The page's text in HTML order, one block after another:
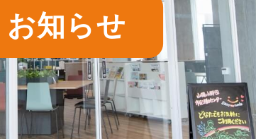
お知らせ